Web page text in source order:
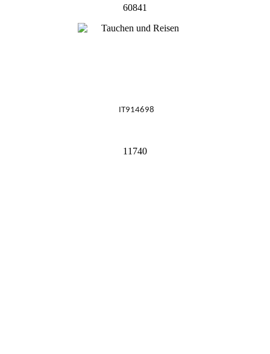
60841
IT914698
11740